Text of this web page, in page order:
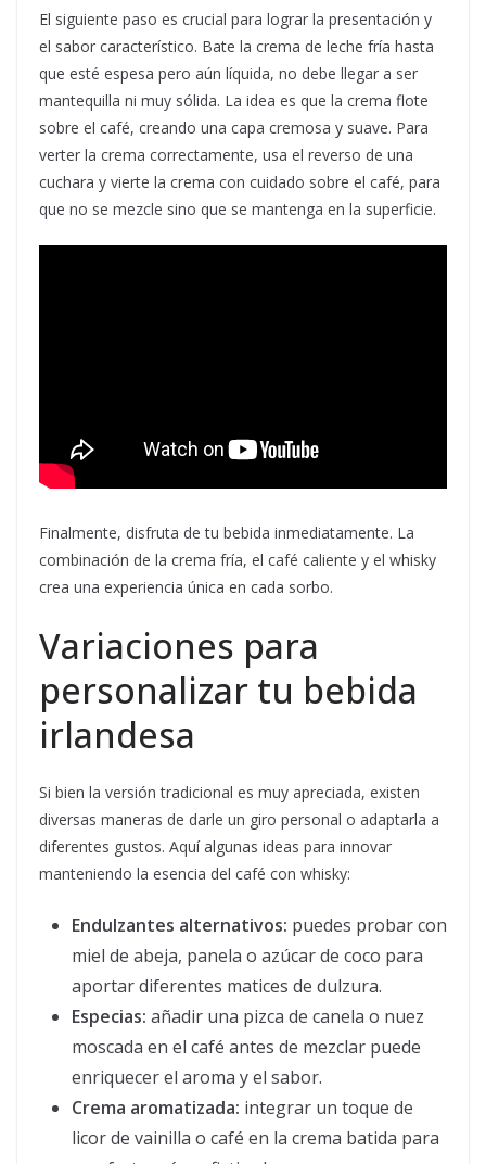
El siguiente paso es crucial para lograr la presentación y
el sabor característico. Bate la crema de leche fría hasta
que esté espesa pero aún líquida, no debe llegar a ser
mantequilla ni muy sólida. La idea es que la crema flote
sobre el café, creando una capa cremosa y suave. Para
verter la crema correctamente, usa el reverso de una
cuchara y vierte la crema con cuidado sobre el café, para
que no se mezcle sino que se mantenga en la superficie.
Finalmente, disfruta de tu bebida inmediatamente. La
combinación de la crema fría, el café caliente y el whisky
crea una experiencia única en cada sorbo.
Variaciones para
personalizar tu bebida
irlandesa
Si bien la versión tradicional es muy apreciada, existen
diversas maneras de darle un giro personal o adaptarla a
diferentes gustos. Aquí algunas ideas para innovar
manteniendo la esencia del café con whisky:
Endulzantes alternativos: puedes probar con
miel de abeja, panela o azúcar de coco para
aportar diferentes matices de dulzura.
Especias: añadir una pizca de canela o nuez
moscada en el café antes de mezclar puede
enriquecer el aroma y el sabor.
Crema aromatizada: integrar un toque de
licor de vainilla o café en la crema batida para